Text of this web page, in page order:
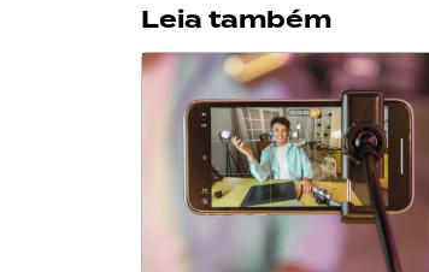
Leia também